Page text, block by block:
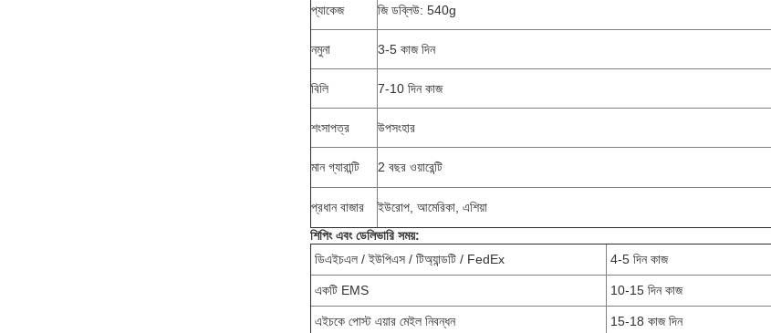
প্যাকেজ জি ডব্লিউ: 540g
নমুনা 3-5 কাজ দিন
বিলি 7-10 দিন কাজ
শংসাপত্র উপসংহার
মান গ্যারান্টি 2 বছর ওয়ারেন্টি
প্রধান বাজার
ইউরোপ, আমেরিকা, এশিয়া
শিপিং এবং ডেলিভারি সময়:
ডিএইচএল / ইউপিএস / টিঅ্যান্ডটি / FedEx
4-5 দিন কাজ
একটি EMS 10-15 দিন কাজ
এইচকে পোস্ট এয়ার মেইল ​​নিবন্ধন 15-18 কাজ দিন